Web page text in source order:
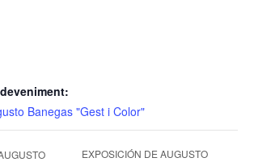
Banegas "Gest i Color"
EXPOSICIÓN DE AUGUSTO